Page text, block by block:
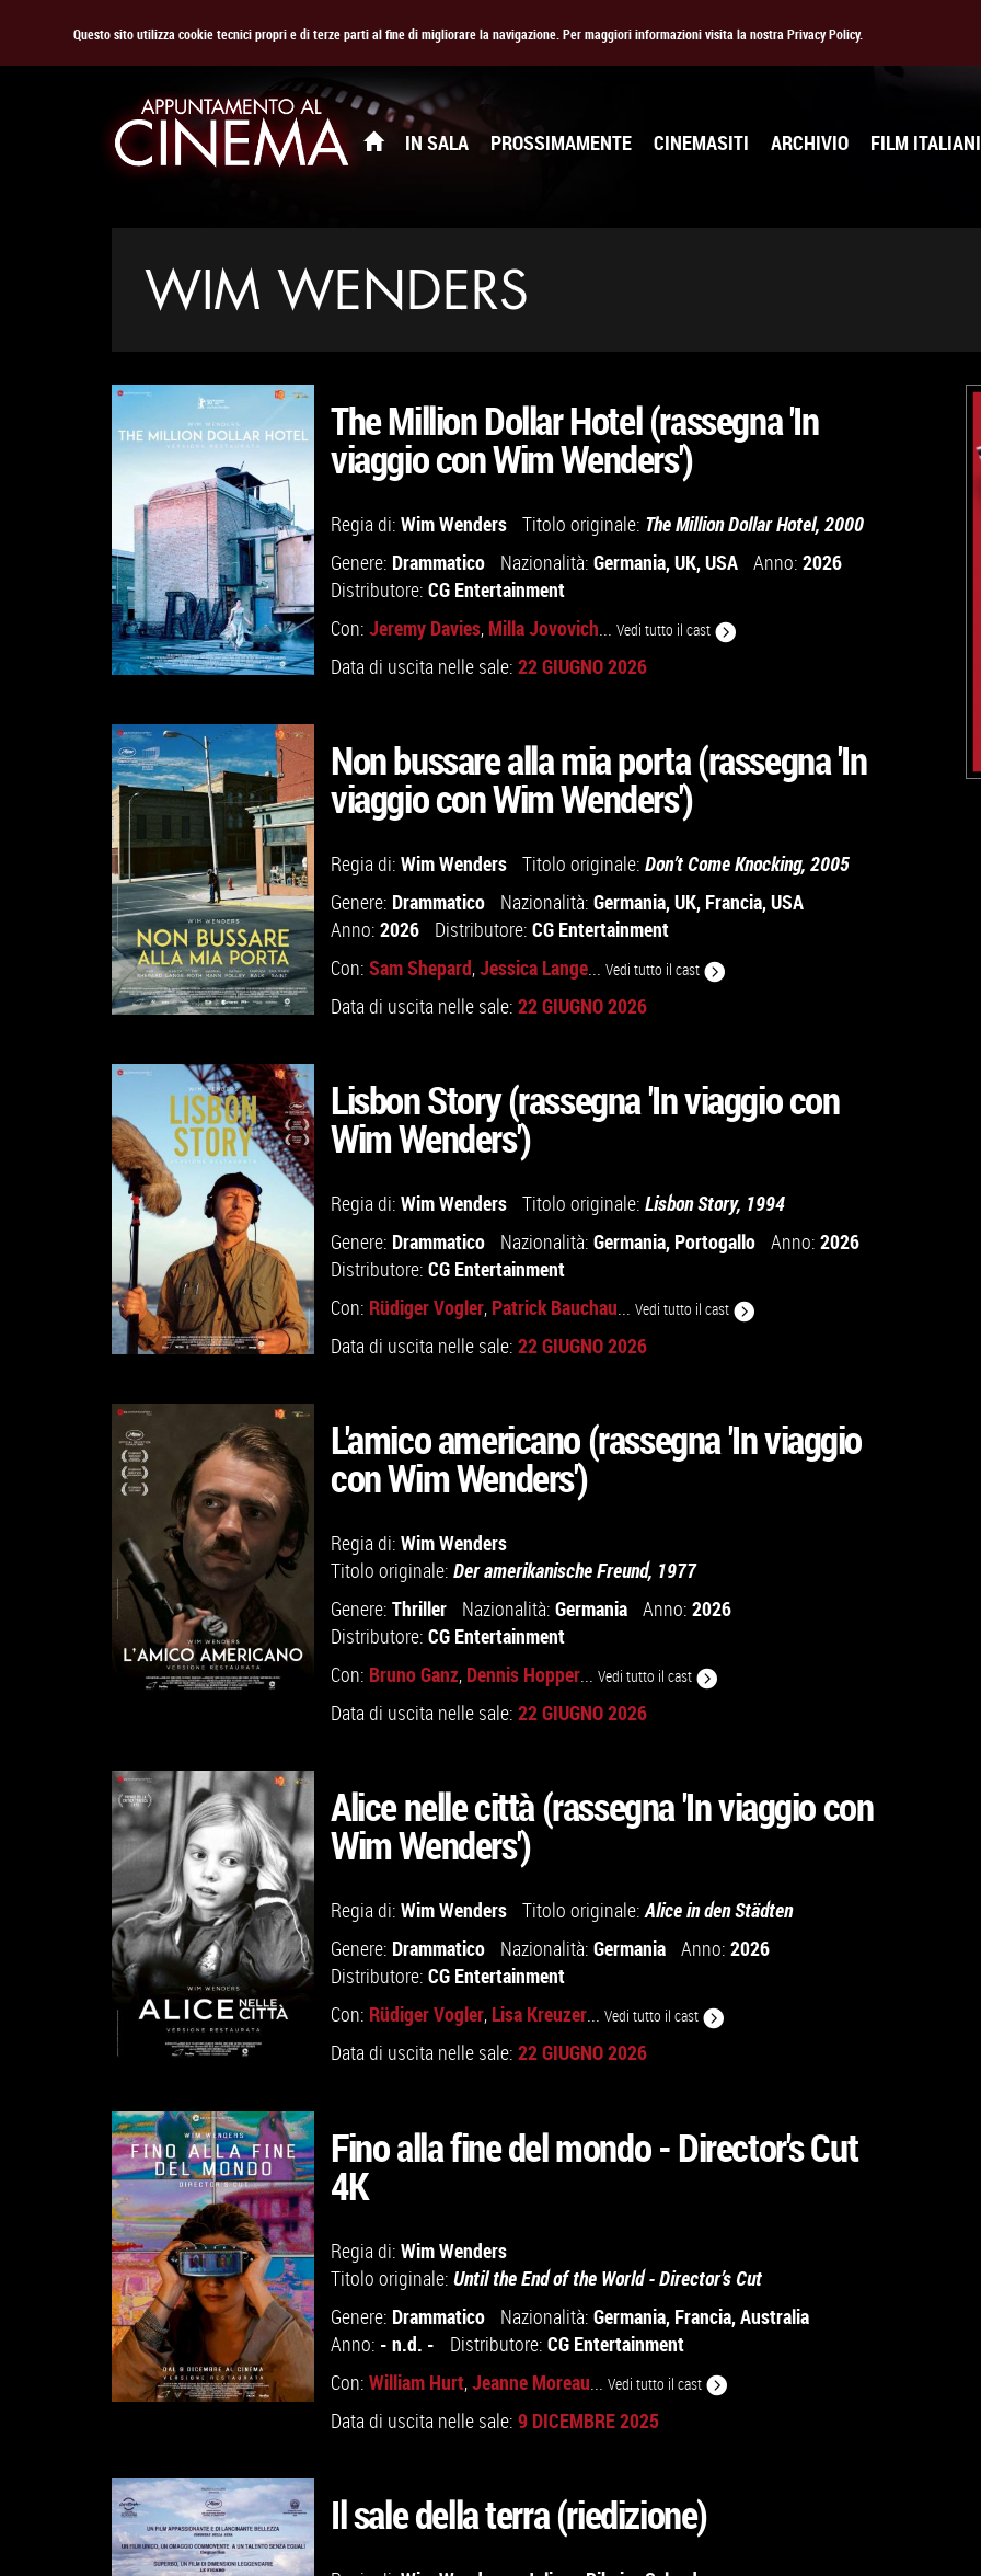
Questo sito utilizza cookie tecnici propri e di terze parti al fine di migliorare la navigazione. Per maggiori informazioni visita la nostra Privacy Policy.
IN SALA PROSSIMAMENTE CINEMASITI ARCHIVIO FILM ITALIANI
WIM WENDERS
GUARDA IL TRAILER
VAI ALLA SCHEDA
The Million Dollar Hotel (rassegna 'In
viaggio con Wim Wenders')
Regia di: Wim Wenders Titolo originale: The Million Dollar Hotel, 2000
Genere: Drammatico Nazionalità: Germania,UK,USA Anno: 2026
Distributore: CG Entertainment
Con: Jeremy Davies, Milla Jovovich... Vedi tutto il cast
Data di uscita nelle sale: 22 GIUGNO 2026
GUARDA IL TRAILER
TROVA IL CINEMA
VAI ALLA SCHEDA
Non bussare alla mia porta (rassegna 'In
viaggio con Wim Wenders')
Regia di: Wim Wenders Titolo originale: Don’t Come Knocking, 2005
Genere: Drammatico Nazionalità: Germania,UK, Francia,USA
Anno: 2026 Distributore: CG Entertainment
Con: Sam Shepard,Jessica Lange... Vedi tutto il cast
Data di uscita nelle sale: 22 GIUGNO 2026
GUARDA IL TRAILER
VAI ALLA SCHEDA
Lisbon Story (rassegna 'In viaggio con
Wim Wenders')
Regia di: Wim Wenders Titolo originale: Lisbon Story, 1994
Genere: Drammatico Nazionalità: Germania, Portogallo Anno: 2026
Distributore: CG Entertainment
Con: Rüdiger Vogler, Patrick Bauchau... Vedi tutto il cast
Data di uscita nelle sale: 22 GIUGNO 2026
GUARDA IL TRAILER
TROVA IL CINEMA
VAI ALLA SCHEDA
L'amico americano (rassegna 'In viaggio
con Wim Wenders')
Regia di: Wim Wenders
Titolo originale: Der amerikanische Freund, 1977
Genere: Thriller Nazionalità: Germania Anno: 2026
Distributore: CG Entertainment
Con: Bruno Ganz, Dennis Hopper... Vedi tutto il cast
Data di uscita nelle sale: 22 GIUGNO 2026
GUARDA IL TRAILER
VAI ALLA SCHEDA
Alice nelle città (rassegna 'In viaggio con
Wim Wenders')
Regia di: Wim Wenders Titolo originale:Alice in den Städten
Genere: Drammatico Nazionalità: Germania Anno: 2026
Distributore: CG Entertainment
Con: Rüdiger Vogler, Lisa Kreuzer... Vedi tutto il cast
Data di uscita nelle sale: 22 GIUGNO 2026
GUARDA IL TRAILER
Fino alla fine del mondo - Director's Cut
4K
Regia di: Wim Wenders
Titolo originale: Until the End of the World - Director’s Cut
Genere: Drammatico Nazionalità: Germania, Francia,Australia
Anno: - n.d. - Distributore: CG Entertainment
Con: William Hurt,Jeanne Moreau... Vedi tutto il cast
Data di uscita nelle sale: 9 DICEMBRE 2025
Il sale della terra (riedizione)